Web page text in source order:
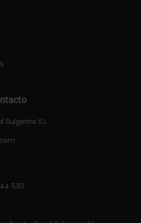
Sulgerins S.L.
530